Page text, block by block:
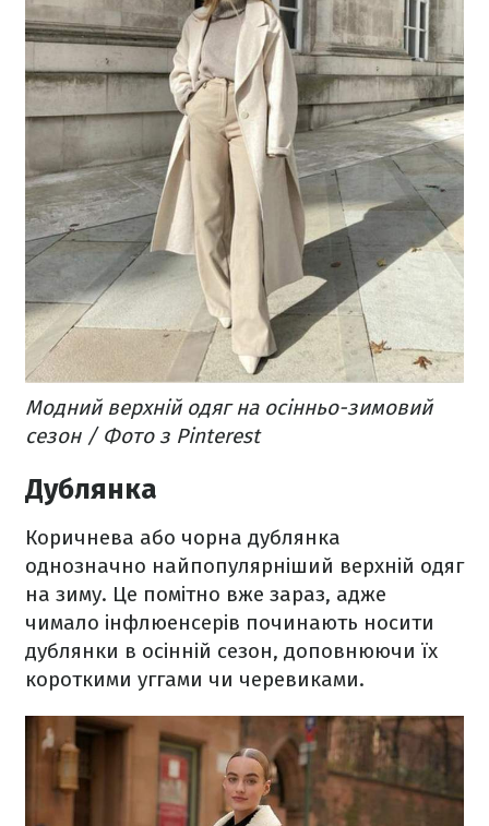
Модний верхній одяг на осінньо-зимовий
сезон / Фото з Pinterest
Дублянка
Коричнева або чорна дублянка
однозначно найпопулярніший верхній одяг
на зиму. Це помітно вже зараз, адже
чимало інфлюенсерів починають носити
дублянки в осінній сезон, доповнюючи їх
короткими уггами чи черевиками.